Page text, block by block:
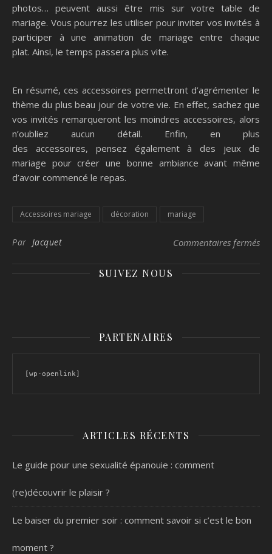
photos… peuvent aussi être mis sur votre table de
mariage. Vous pourrez les utiliser pour inviter vos invités à
participer à une animation de mariage entre chaque
plat. Ainsi, le temps passera plus vite.
En résumé, ces accessoires permettront d’agrémenter le
thème du plus beau jour de votre vie. En effet, sachez que
vos invités remarqueront les moindres accessoires, alors
n’oubliez aucun détail. Enfin, en plus
des accessoires, pensez également à des jeux de
mariage pour créer une bonne ambiance avant même
d’avoir commencé le repas.
Accessoires mariage décoration mariage
Par Jacquet Commentaires fermés
SUIVEZ NOUS
PARTENAIRES
[wp-openlink]
ARTICLES RÉCENTS
Le guide pour une sexualité épanouie : comment
(re)découvrir le plaisir ?
Le baiser du premier soir : comment savoir si c’est le bon
moment ?